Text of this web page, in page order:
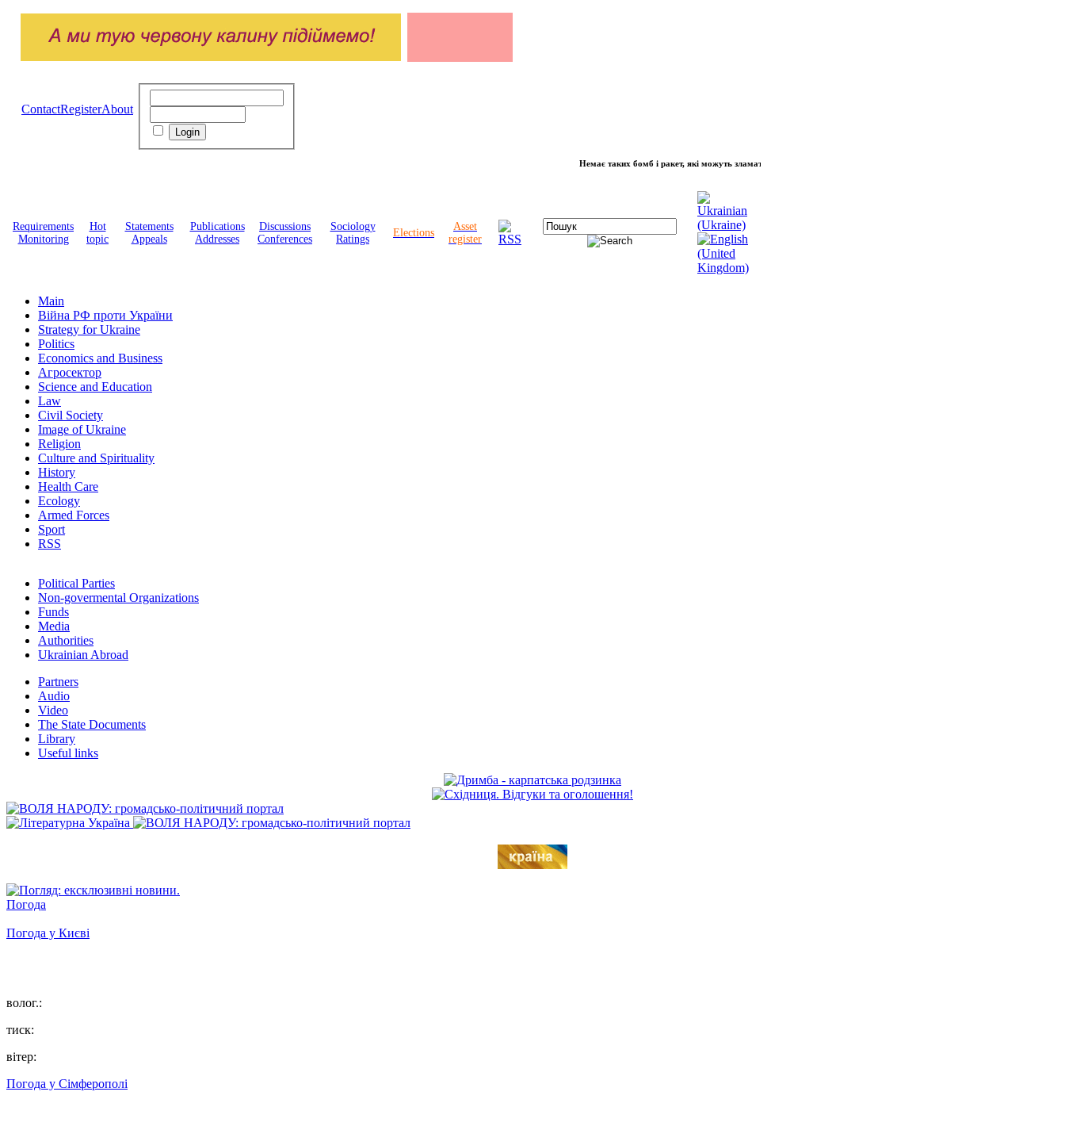
ContactRegisterAbout
Немає таких бомб і ракет, які можуть зламати волю народу, - Президент України Володимир Зеленський
Requirements
Monitoring
Hot
topic
Statements
Appeals
Publications
Addresses
Discussions
Conferences
Sociology
Ratings
Elections
Asset
register
Main
Війна РФ проти України
Strategy for Ukraine
Politics
Economics and Business
Агросектор
Science and Education
Law
Civil Society
Image of Ukraine
Religion
Culture and Spirituality
History
Health Care
Ecology
Armed Forces
Sport
RSS
Political Parties
Non-govermental Organizations
Funds
Мedia
Authorities
Ukrainian Abroad
Partners
Audio
Video
The State Documents
Library
Useful links
Погода
Погода у Києві
волог.:
тиск:
вітер:
Погода у Сімферополі